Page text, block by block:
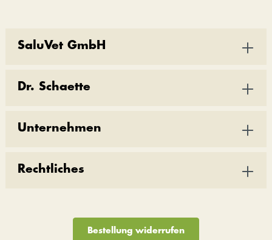
SaluVet GmbH
Dr. Schaette
Unternehmen
Rechtliches
Bestellung widerrufen